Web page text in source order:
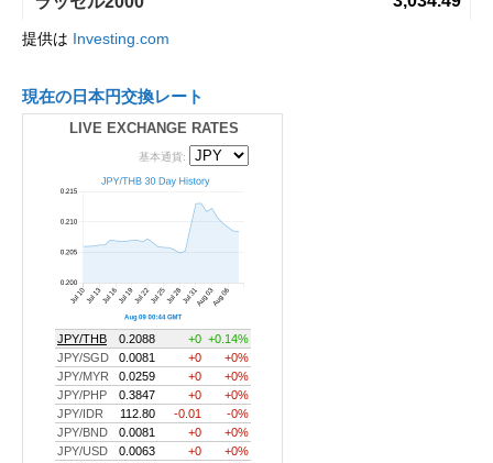
提供は Investing.com
現在の日本円交換レート
LIVE EXCHANGE RATES